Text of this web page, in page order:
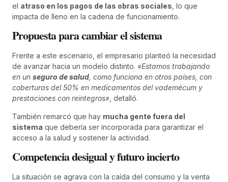
el atraso en los pagos de las obras sociales , lo que
impacta de lleno en la cadena de funcionamiento.
Propuesta para cambiar el sistema
Frente a este escenario, el empresario planteó la necesidad
de avanzar hacia un modelo distinto. «Estamos trabajando
en un seguro de salud , como funciona en otros países, con
coberturas del 50% en medicamentos del vademécum y
prestaciones con reintegros» , detalló.
También remarcó que hay mucha gente fuera del
sistema que debería ser incorporada para garantizar el
acceso a la salud y sostener la actividad.
Competencia desigual y futuro incierto
La situación se agrava con la caída del consumo y la venta